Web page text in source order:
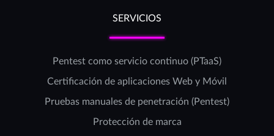
SERVICIOS
Pentest como servicio continuo (PTaaS)
Certificación de aplicaciones Web y Móvil
Pruebas manuales de penetración (Pentest)
Protección de marca